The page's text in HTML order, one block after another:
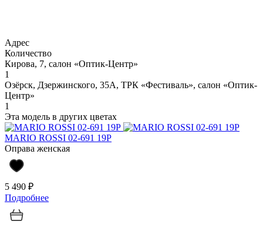
Адрес
Количество
Кирова, 7, салон «Оптик-Центр»
1
Озёрск, Дзержинского, 35А, ТРК «Фестиваль», салон «Оптик-
Центр»
1
Эта модель в других цветах
MARIO ROSSI 02-691 19P
Оправа женская
5 490 ₽
Подробнее